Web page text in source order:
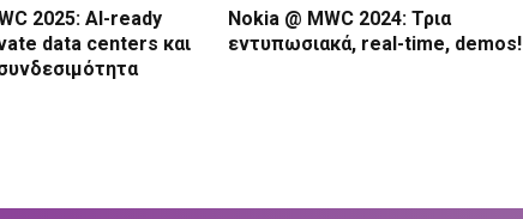
2025: AI-ready
data centers και
Nokia @ MWC 2024: Τρια
εντυπωσιακά, real-time, demos!